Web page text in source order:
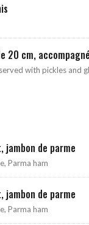
20 cm,
with pickles and
de parme
Parma ham
de parme
Parma ham